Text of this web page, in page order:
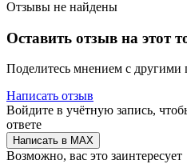
Отзывы не найдены
Оставить отзыв на этот
Поделитесь мнением с другими
Написать отзыв
Войдите в учётную запись,
ответе
Написать в MAX
Возможно, вас это заинтересует